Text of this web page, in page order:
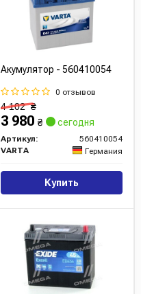
Акумулятор - 560410054
0 отзывов
4 102₴
3 980 ₴ сегодня
Артикул:
560410054
VARTA
Германия
Купить